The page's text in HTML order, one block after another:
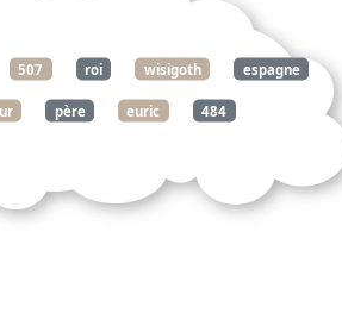
507 roi wisigoth espagne
père euric 484